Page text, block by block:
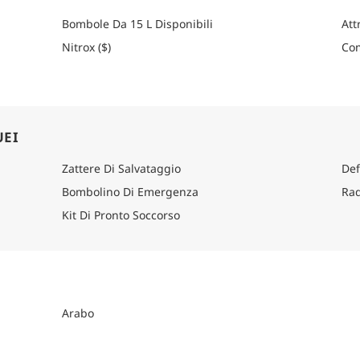
Che tu stia cercando semplicità, varietà o un
crociera subacquea ti regalerà un'avventura
accogliente.
Bombole Da 15 L Disponibili
Nitrox ($)
Zattere Di Salvataggio
Bombolino Di Emergenza
Kit Di Pronto Soccorso
Arabo